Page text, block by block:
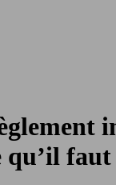
qu’il